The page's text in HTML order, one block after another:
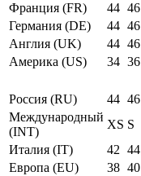
Франция (FR)
44 46
Германия (DE)
44 46
Англия (UK)
44 46
Америка (US)
34 36
Россия (RU)
44 46
Международный
(INT)
XS S
Италия (IT)
42 44
Европа (EU)
38 40